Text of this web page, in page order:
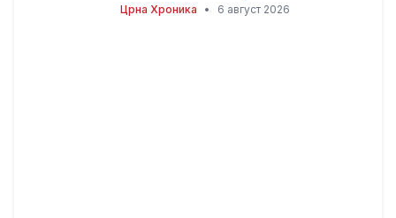
родители откако не му дале
Црна Хроника • 6 август 2026